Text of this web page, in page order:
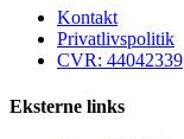
Kontakt
Privatlivspolitik
CVR: 44042339
Eksterne links